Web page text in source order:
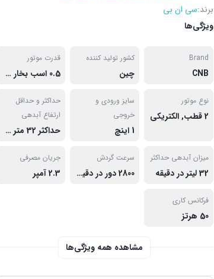
برند:سی ان بی
ویژگی‌ها
Brand
CNB
کشور تولید کننده
چین
قدرت موتور
0.5 اسب بخار معادل 350 وات
نوع موتور
2 قطب, الکتریکی
سایز ورودی و
خروجی
1 اینچ
حداکثر و حداقل
ارتفاع آبدهی
حداکثر 32 متر حداقل 5 متر
میزان آبدهی حداکثر
32 لیتر در دقیقه
سرعت گردش
2800 دور در دقیقه
جریان مصرفی
2.3 آمپر
فرکانس کاری
50 هرتز
مشاهده همه ویژگی‌ها